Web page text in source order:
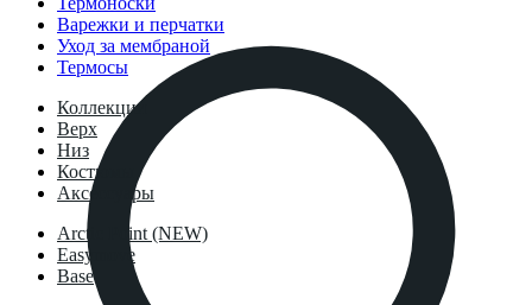
Варежки и перчатки
Уход за мембраной
Термосы
Коллекции
Верх
Низ
Костюмы
Аксессуары
Arctic Point (NEW)
Easymove
Base